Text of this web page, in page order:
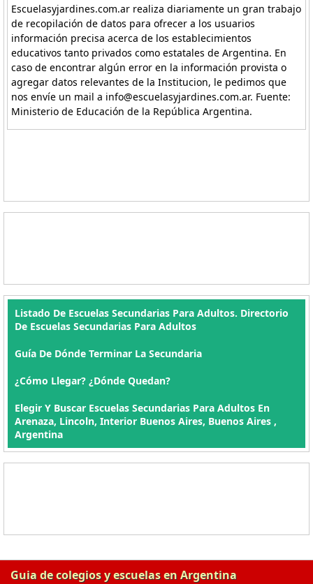
Escuelasyjardines.com.ar realiza diariamente un gran trabajo
de recopilación de datos para ofrecer a los usuarios
información precisa acerca de los establecimientos
educativos tanto privados como estatales de Argentina. En
caso de encontrar algún error en la información provista o
agregar datos relevantes de la Institucion, le pedimos que
nos envíe un mail a info@escuelasyjardines.com.ar. Fuente:
Ministerio de Educación de la República Argentina.
Listado De Escuelas Secundarias Para Adultos. Directorio
De Escuelas Secundarias Para Adultos
Guía De Dónde Terminar La Secundaria
¿Cómo Llegar? ¿Dónde Quedan?
Elegir Y Buscar Escuelas Secundarias Para Adultos En
Arenaza, Lincoln, Interior Buenos Aires, Buenos Aires ,
Argentina
Guia de colegios y escuelas en Argentina